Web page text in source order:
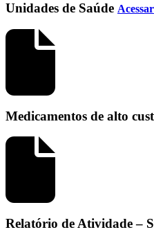
Unidades de Saúde Acessar
Medicamentos de alto
Relatório de Atividade –